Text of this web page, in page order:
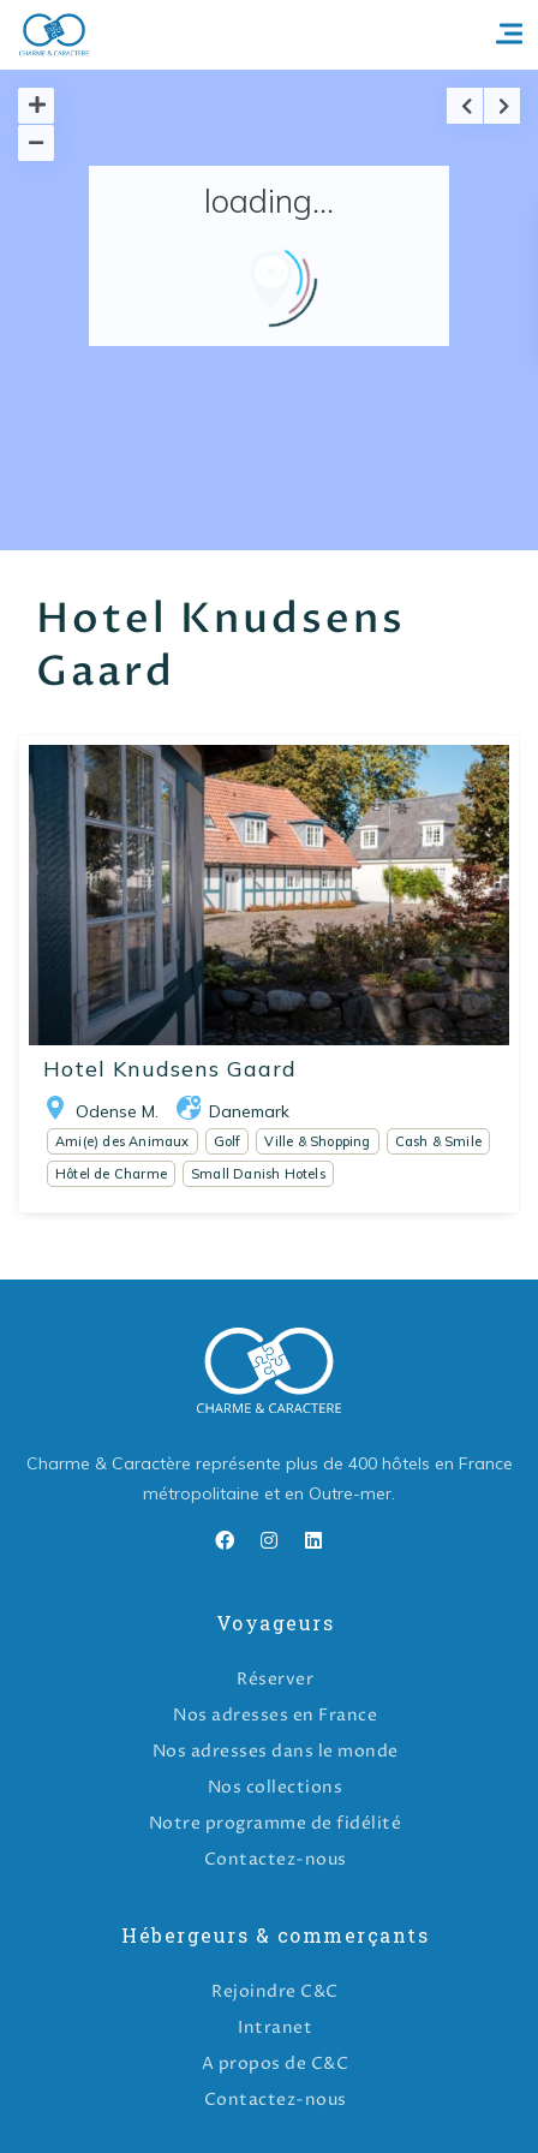
Accueil
Nos adresses en France
loading...
Hotel Knudsens
Gaard
Hotel Knudsens Gaard
Odense M. Danemark
Ami(e) des Animaux Golf Ville & Shopping
Cash & Smile
Hôtel de Charme
Small Danish Hotels
Charme & Caractère représente plus de 400 hôtels en France
métropolitaine et en Outre-mer.
Voyageurs
Réserver
Nos adresses en France
Nos adresses dans le monde
Nos collections
Notre programme de fidélité
Contactez-nous
Hébergeurs & commerçants
Rejoindre C&C
Intranet
A propos de C&C
Contactez-nous